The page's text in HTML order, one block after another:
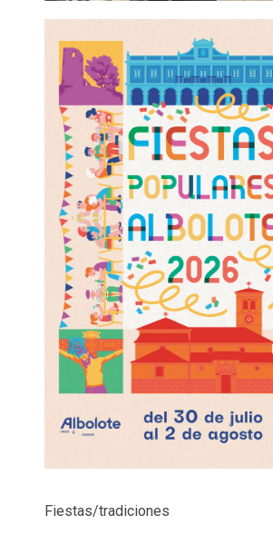
Fiestas/tradiciones